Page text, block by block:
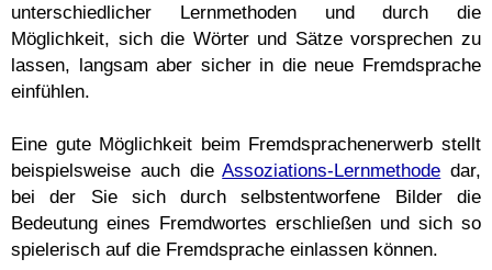
unterschiedlicher Lernmethoden und durch die
Möglichkeit, sich die Wörter und Sätze vorsprechen zu
lassen, langsam aber sicher in die neue Fremdsprache
einfühlen.
Eine gute Möglichkeit beim Fremdsprachenerwerb stellt
beispielsweise auch dieAssoziations-Lernmethode dar,
bei der Sie sich durch selbstentworfene Bilder die
Bedeutung eines Fremdwortes erschließen und sich so
spielerisch auf die Fremdsprache einlassen können.